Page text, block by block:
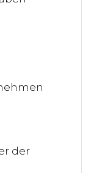
der